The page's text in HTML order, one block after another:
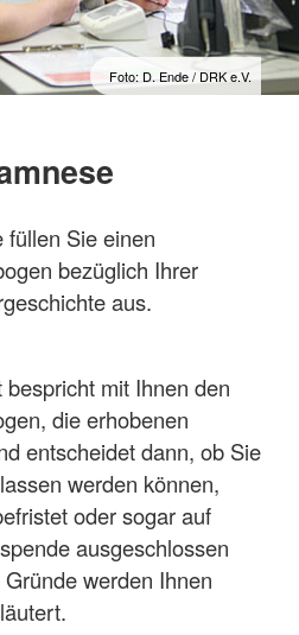
Foto: D. Ende / DRK e.V.
füllen Sie einen
bezüglich Ihrer
aus.
mit Ihnen den
die erhobenen
entscheidet dann, ob Sie
werden können,
oder sogar auf
ausgeschlossen
werden Ihnen